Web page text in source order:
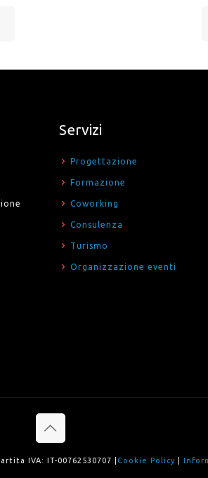
Servizi
Progettazione
Formazione
Coworking
Consulenza
Turismo
Organizzazione eventi
IVA: IT-00762530707 | Cookie Policy